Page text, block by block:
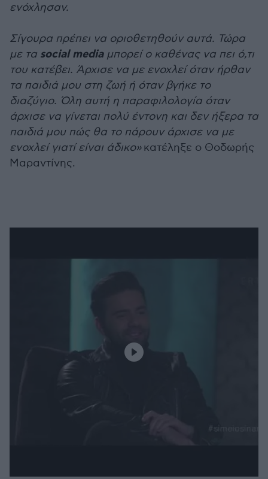
ενόχλησαν.
Σίγουρα πρέπει να οριοθετηθούν αυτά. Τώρα
με τα social mediaμπορεί ο καθένας να πει ό,τι
του κατέβει. Άρχισε να με ενοχλεί όταν ήρθαν
τα παιδιά μου στη ζωή ή όταν βγήκε το
διαζύγιο. Όλη αυτή η παραφιλολογία όταν
άρχισε να γίνεται πολύ έντονη και δεν ήξερα τα
παιδιά μου πώς θα το πάρουν άρχισε να με
ενοχλεί γιατί είναι άδικο»κατέληξε ο Θοδωρής
Μαραντίνης.